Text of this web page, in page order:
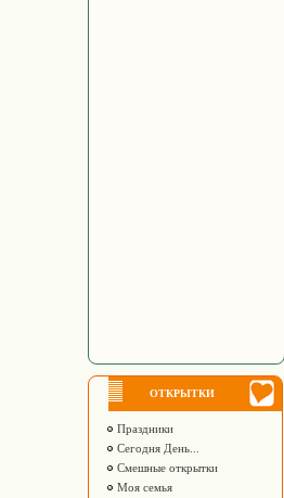
ОТКРЫТКИ
Праздники
Сегодня День...
Смешные открытки
Моя семья